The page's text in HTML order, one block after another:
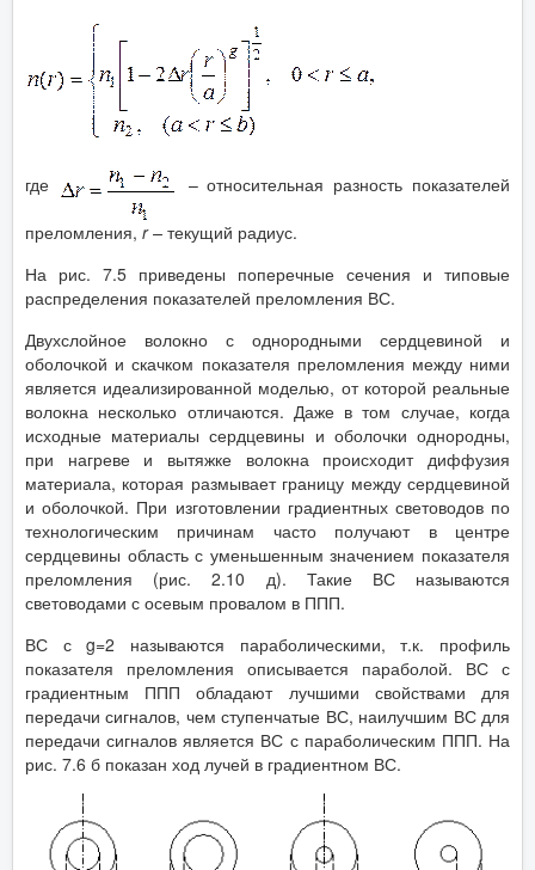
где
– относительная разность показателей
преломления, r– текущий радиус.
На рис. 7.5 приведены поперечные сечения и типовые
распределения показателей преломления ВС.
Двухслойное волокно с однородными сердцевиной и
оболочкой и скачком показателя преломления между ними
является идеализированной моделью, от которой реальные
волокна несколько отличаются. Даже в том случае, когда
исходные материалы сердцевины и оболочки однородны,
при нагреве и вытяжке волокна происходит диффузия
материала, которая размывает границу между сердцевиной
и оболочкой. При изготовлении градиентных световодов по
технологическим причинам часто получают в центре
сердцевины область с уменьшенным значением показателя
преломления (рис. 2.10 д). Такие ВС называются
световодами с осевым провалом в ППП.
ВС с g=2 называются параболическими, т.к. профиль
показателя преломления описывается параболой. ВС с
градиентным ППП обладают лучшими свойствами для
передачи сигналов, чем ступенчатые ВС, наилучшим ВС для
передачи сигналов является ВС с параболическим ППП. На
рис. 7.6 б показан ход лучей в градиентном ВС.